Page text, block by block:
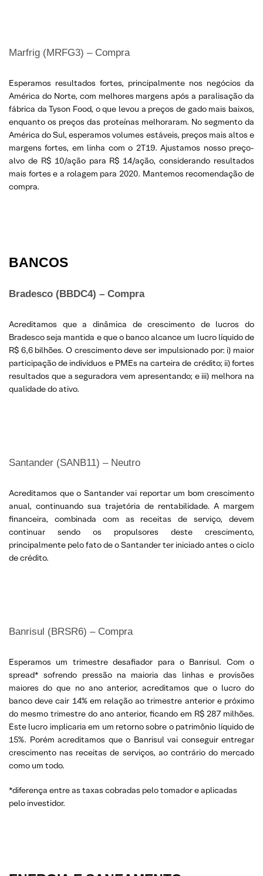
Marfrig (MRFG3) – Compra
Esperamos resultados fortes, principalmente nos negócios da
América do Norte, com melhores margens após a paralisação da
fábrica da Tyson Food, o que levou a preços de gado mais baixos,
enquanto os preços das proteínas melhoraram. No segmento da
América do Sul, esperamos volumes estáveis, preços mais altos e
margens fortes, em linha com o 2T19. Ajustamos nosso preço-
alvo de R$ 10/ação para R$ 14/ação, considerando resultados
mais fortes e a rolagem para 2020. Mantemos recomendação de
compra.
BANCOS
Bradesco (BBDC4) – Compra
Acreditamos que a dinâmica de crescimento de lucros do
Bradesco seja mantida e que o banco alcance um lucro líquido de
R$ 6,6 bilhões. O crescimento deve ser impulsionado por: i) maior
participação de indivíduos e PMEs na carteira de crédito; ii) fortes
resultados que a seguradora vem apresentando; e iii) melhora na
qualidade do ativo.
Santander (SANB11) – Neutro
Acreditamos que o Santander vai reportar um bom crescimento
anual, continuando sua trajetória de rentabilidade. A margem
financeira, combinada com as receitas de serviço, devem
continuar sendo os propulsores deste crescimento,
principalmente pelo fato de o Santander ter iniciado antes o ciclo
de crédito.
Banrisul (BRSR6) – Compra
Esperamos um trimestre desafiador para o Banrisul. Com o
spread* sofrendo pressão na maioria das linhas e provisões
maiores do que no ano anterior, acreditamos que o lucro do
banco deve cair 14% em relação ao trimestre anterior e próximo
do mesmo trimestre do ano anterior, ficando em R$ 287 milhões.
Este lucro implicaria em um retorno sobre o patrimônio líquido de
15%. Porém acreditamos que o Banrisul vai conseguir entregar
crescimento nas receitas de serviços, ao contrário do mercado
como um todo.
*diferença entre as taxas cobradas pelo tomador e aplicadas
pelo investidor.